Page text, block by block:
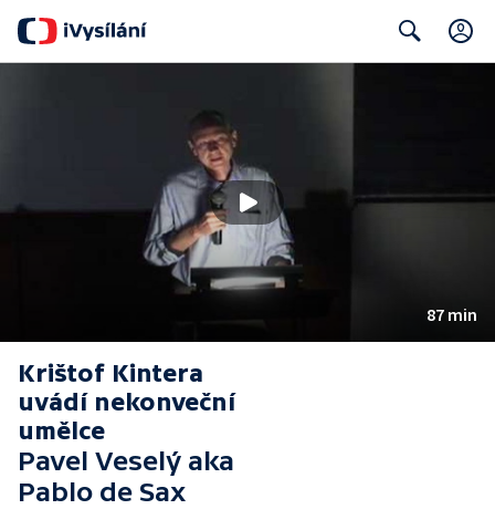
87 min
Krištof Kintera
uvádí nekonveční
umělce
Pavel Veselý aka
Pablo de Sax